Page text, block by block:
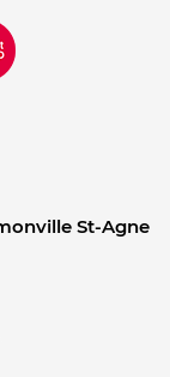
St-Agne